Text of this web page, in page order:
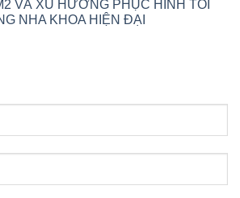
VÀ XU HƯỚNG PHỤC HÌNH TỐI
NHA KHOA HIỆN ĐẠI